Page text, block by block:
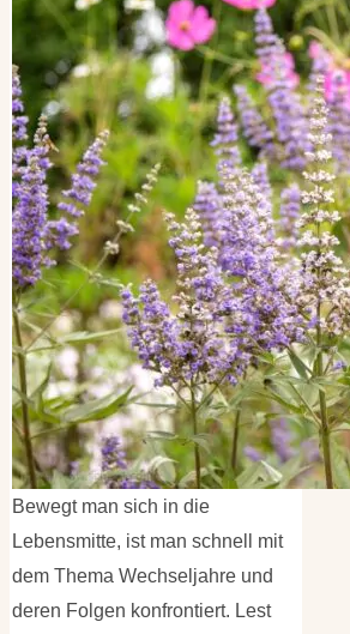
Bewegt man sich in die
Lebensmitte, ist man schnell mit
dem Thema Wechseljahre und
deren Folgen konfrontiert. Lest